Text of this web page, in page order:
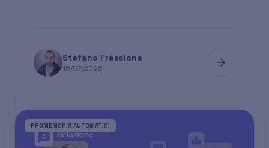
Stefano Fresolone
16/07/2026
PROMEMORIA AUTOMATICI